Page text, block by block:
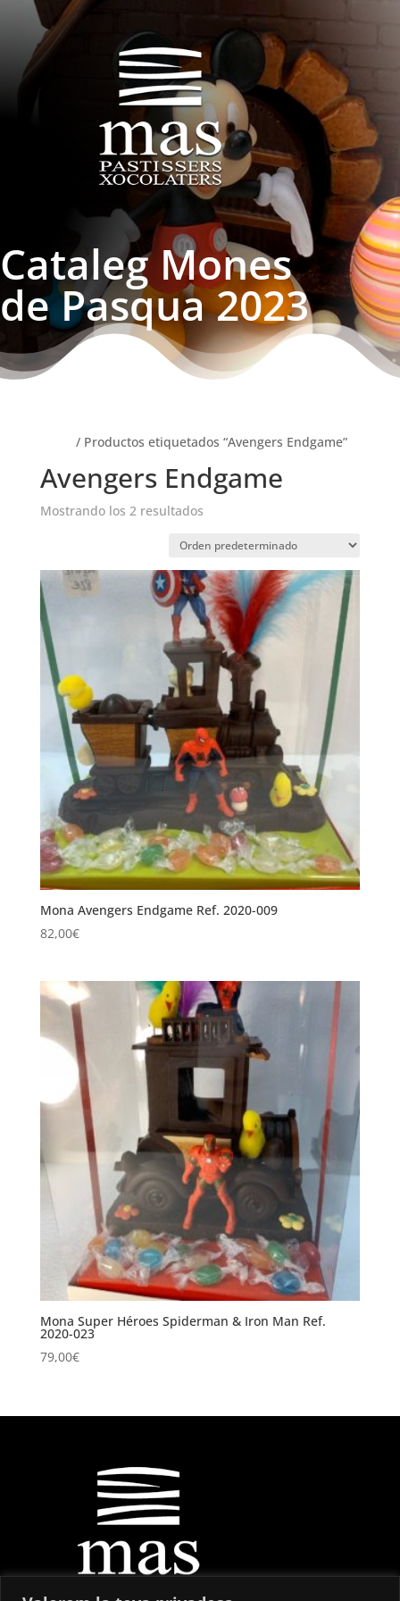
Cataleg Mones
de Pasqua 2023
/ Productos etiquetados “Avengers Endgame”
Avengers Endgame
Mostrando los 2 resultados
Mona Avengers Endgame Ref. 2020-009
82,00€
Mona Super Héroes Spiderman & Iron Man Ref.
2020-023
79,00€